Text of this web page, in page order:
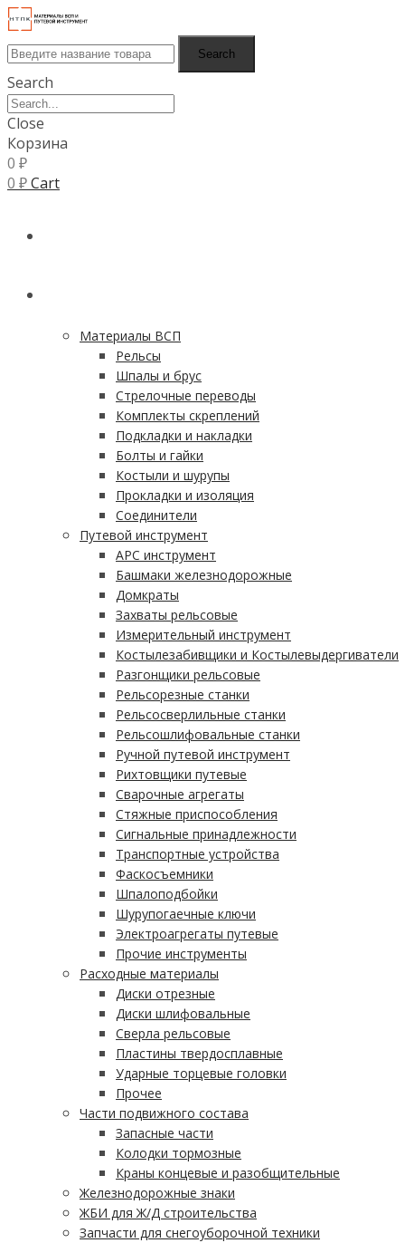
Search
Search
Close
Корзина
0 ₽
0 ₽Cart
Материалы ВСП
Рельсы
Шпалы и брус
Стрелочные переводы
Комплекты скреплений
Подкладки и накладки
Болты и гайки
Костыли и шурупы
Прокладки и изоляция
Соединители
Путевой инструмент
АРС инструмент
Башмаки железнодорожные
Домкраты
Захваты рельсовые
Измерительный инструмент
Костылезабивщики и Костылевыдергиватели
Разгонщики рельсовые
Рельсорезные станки
Рельсосверлильные станки
Рельсошлифовальные станки
Ручной путевой инструмент
Рихтовщики путевые
Сварочные агрегаты
Стяжные приспособления
Сигнальные принадлежности
Транспортные устройства
Фаскосъемники
Шпалоподбойки
Шурупогаечные ключи
Электроагрегаты путевые
Прочие инструменты
Расходные материалы
Диски отрезные
Диски шлифовальные
Сверла рельсовые
Пластины твердосплавные
Ударные торцевые головки
Прочее
Части подвижного состава
Запасные части
Колодки тормозные
Краны концевые и разобщительные
Железнодорожные знаки
ЖБИ для Ж/Д строительства
Запчасти для снегоуборочной техники